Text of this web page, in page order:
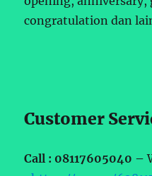
congratulation dan
Customer
Call : 08117605040 –